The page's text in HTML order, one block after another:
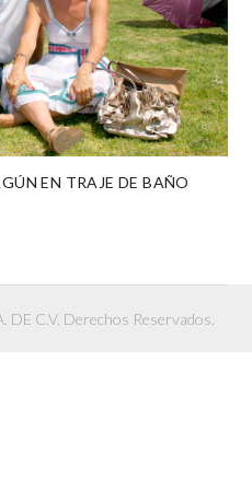
EN TRAJE DE BAÑO
C.V. Derechos Reservados.